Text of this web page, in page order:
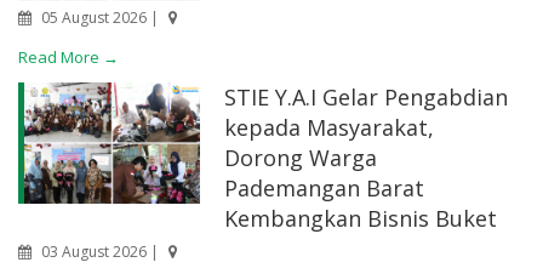
05 August 2026 |
Read More →
STIE Y.A.I Gelar Pengabdian
kepada Masyarakat,
Dorong Warga
Pademangan Barat
Kembangkan Bisnis Buket
03 August 2026 |